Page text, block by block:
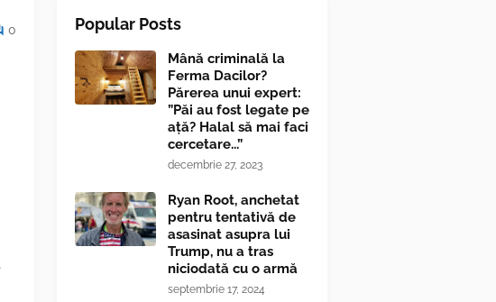
0 Popular Posts
Mână criminală la
Ferma Dacilor?
Părerea unui expert:
”Păi au fost legate pe
ață? Halal să mai faci
cercetare...”
decembrie 27, 2023
Ryan Root, anchetat
pentru tentativă de
asasinat asupra lui
Trump, nu a tras
niciodată cu o armă
septembrie 17, 2024